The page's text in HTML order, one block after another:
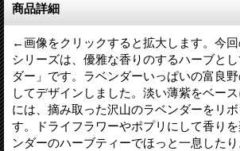
商品詳細
←画像をクリックすると拡大します。今
シリーズは、優雅な香りのするハーブと
ダー」です。ラベンダーいっぱいの富良
してデザインしました。淡い薄紫をベー
には、摘み取った沢山のラベンダーをリ
す。ドライフラワーやポプリにして香り
ンダーのハーブティーでほっと一息した